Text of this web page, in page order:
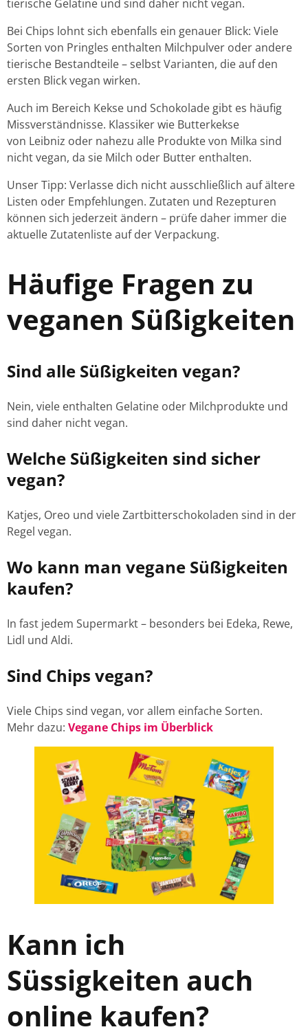
tierische Gelatine und sind daher nicht vegan.
Bei Chips lohnt sich ebenfalls ein genauer Blick: Viele
Sorten von Pringles enthalten Milchpulver oder andere
tierische Bestandteile – selbst Varianten, die auf den
ersten Blick vegan wirken.
Auch im Bereich Kekse und Schokolade gibt es häufig
Missverständnisse. Klassiker wie Butterkekse
von Leibniz oder nahezu alle Produkte von Milka sind
nicht vegan, da sie Milch oder Butter enthalten.
Unser Tipp: Verlasse dich nicht ausschließlich auf ältere
Listen oder Empfehlungen. Zutaten und Rezepturen
können sich jederzeit ändern – prüfe daher immer die
aktuelle Zutatenliste auf der Verpackung.
Häufige Fragen zu
veganen Süßigkeiten
Sind alle Süßigkeiten vegan?
Nein, viele enthalten Gelatine oder Milchprodukte und
sind daher nicht vegan.
Welche Süßigkeiten sind sicher
vegan?
Katjes, Oreo und viele Zartbitterschokoladen sind in der
Regel vegan.
Wo kann man vegane Süßigkeiten
kaufen?
In fast jedem Supermarkt – besonders bei Edeka, Rewe,
Lidl und Aldi.
Sind Chips vegan?
Viele Chips sind vegan, vor allem einfache Sorten.
Mehr dazu: Vegane Chips im Überblick
Kann ich
Süssigkeiten auch
online kaufen?